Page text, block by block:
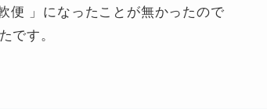
便 」になったことが無かったので
す。